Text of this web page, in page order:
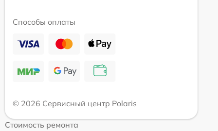
Способы оплаты
© 2026 Сервисный центр Polaris
Стоимость ремонта